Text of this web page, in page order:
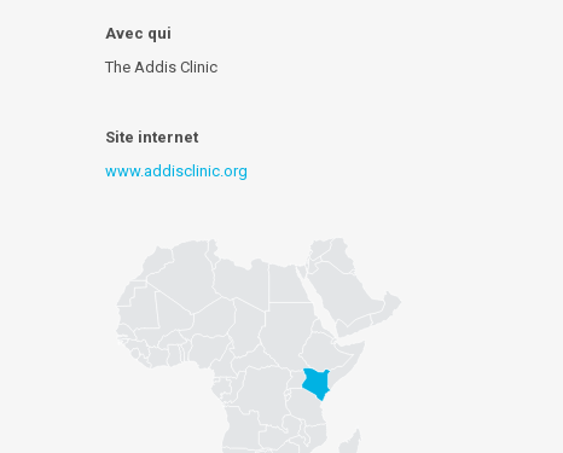
Avec qui
The Addis Clinic
Site internet
www.addisclinic.org